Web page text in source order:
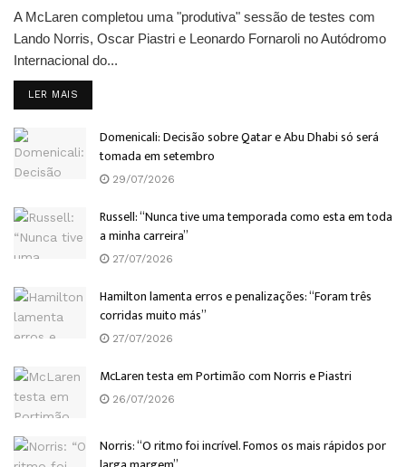
A McLaren completou uma "produtiva" sessão de testes com
Lando Norris, Oscar Piastri e Leonardo Fornaroli no Autódromo
Internacional do...
LER MAIS
Domenicali: Decisão sobre Qatar e Abu Dhabi só será
tomada em setembro
29/07/2026
Russell: “Nunca tive uma temporada como esta em toda
a minha carreira”
27/07/2026
Hamilton lamenta erros e penalizações: “Foram três
corridas muito más”
27/07/2026
McLaren testa em Portimão com Norris e Piastri
26/07/2026
Norris: “O ritmo foi incrível. Fomos os mais rápidos por